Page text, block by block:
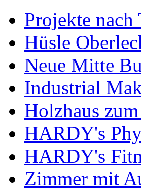
Projekte nach
Hüsle
Neue Mitte
Industrial
Holzhaus
HARDY's
HARDY's
Zimmer mit